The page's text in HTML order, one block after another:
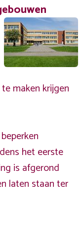
maken krijgen
het eerste
is afgerond
laten staan ter